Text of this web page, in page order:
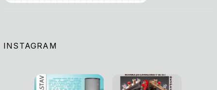
INSTAGRAM